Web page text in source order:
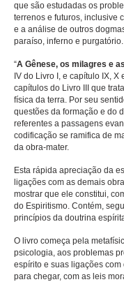
que são estudadas os
terrenos e futuros, inclusive
e a análise de outros
paraíso, inferno e purgatório.
“A Gênese, os milagres e
IV do Livro I, e capítulo IX,
capítulos do Livro III que
física da terra. Por seu
questões da formação e do
referentes a passagens
codificação se ramifica de
da obra-mater.
Esta rápida apreciação da
ligações com as demais
mostrar que ele constitui,
do Espiritismo. Contém,
princípios da doutrina
O livro começa pela
psicologia, aos problemas
espírito e suas ligações
para chegar, com as leis